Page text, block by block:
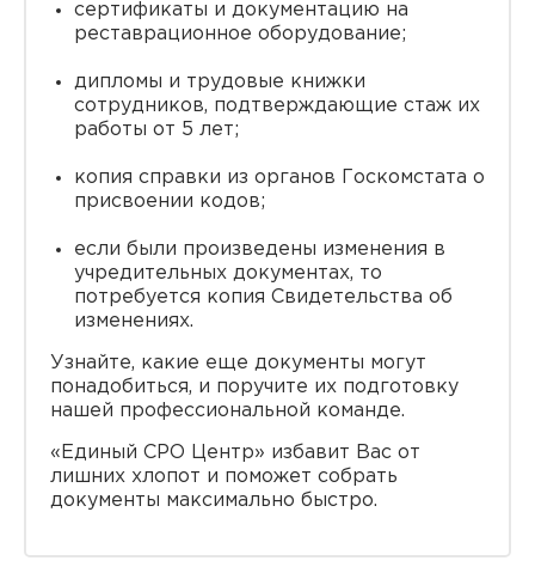
сертификаты и документацию на
реставрационное оборудование;
дипломы и трудовые книжки
сотрудников, подтверждающие стаж их
работы от 5 лет;
копия справки из органов Госкомстата о
присвоении кодов;
если были произведены изменения в
учредительных документах, то
потребуется копия Свидетельства об
изменениях.
Узнайте, какие еще документы могут
понадобиться, и поручите их подготовку
нашей профессиональной команде.
«Единый СРО Центр» избавит Вас от
лишних хлопот и поможет собрать
документы максимально быстро.